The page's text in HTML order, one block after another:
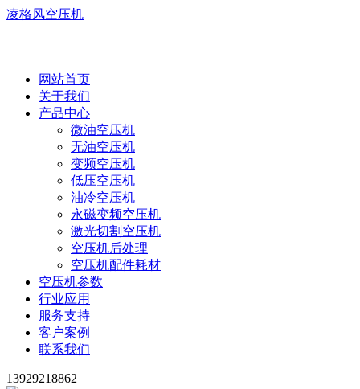
凌格风空压机
网站首页
关于我们
产品中心
微油空压机
无油空压机
变频空压机
低压空压机
油冷空压机
永磁变频空压机
激光切割空压机
空压机后处理
空压机配件耗材
空压机参数
行业应用
服务支持
客户案例
联系我们
13929218862